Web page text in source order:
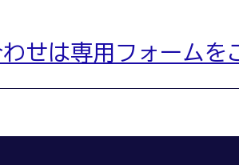
せは専用フォームを